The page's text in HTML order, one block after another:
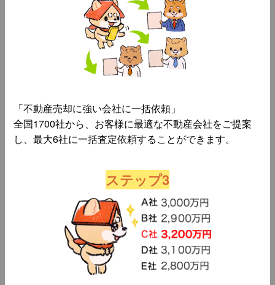
「不動産売却に強い会社に一括依頼」
全国1700社から、お客様に最適な不動産会社をご提案
し、最大6社に一括査定依頼することができます。
ステップ3